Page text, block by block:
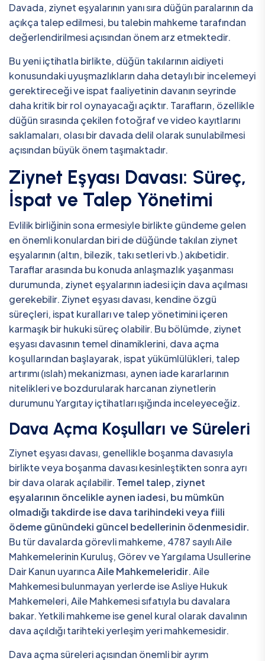
Davada, ziynet eşyalarının yanı sıra düğün paralarının da
açıkça talep edilmesi, bu talebin mahkeme tarafından
değerlendirilmesi açısından önem arz etmektedir.
Bu yeni içtihatla birlikte, düğün takılarının aidiyeti
konusundaki uyuşmazlıkların daha detaylı bir incelemeyi
gerektireceği ve ispat faaliyetinin davanın seyrinde
daha kritik bir rol oynayacağı açıktır. Tarafların, özellikle
düğün sırasında çekilen fotoğraf ve video kayıtlarını
saklamaları, olası bir davada delil olarak sunulabilmesi
açısından büyük önem taşımaktadır.
Ziynet Eşyası Davası: Süreç,
İspat ve Talep Yönetimi
Evlilik birliğinin sona ermesiyle birlikte gündeme gelen
en önemli konulardan biri de düğünde takılan ziynet
eşyalarının (altın, bilezik, takı setleri vb.) akıbetidir.
Taraflar arasında bu konuda anlaşmazlık yaşanması
durumunda, ziynet eşyalarının iadesi için dava açılması
gerekebilir. Ziynet eşyası davası, kendine özgü
süreçleri, ispat kuralları ve talep yönetimini içeren
karmaşık bir hukuki süreç olabilir. Bu bölümde, ziynet
eşyası davasının temel dinamiklerini, dava açma
koşullarından başlayarak, ispat yükümlülükleri, talep
artırımı (ıslah) mekanizması, aynen iade kararlarının
nitelikleri ve bozdurularak harcanan ziynetlerin
durumunu Yargıtay içtihatları ışığında inceleyeceğiz.
Dava Açma Koşulları ve Süreleri
Ziynet eşyası davası, genellikle boşanma davasıyla
birlikte veya boşanma davası kesinleştikten sonra ayrı
bir dava olarak açılabilir. Temel talep, ziynet
eşyalarının öncelikle aynen iadesi, bu mümkün
olmadığı takdirde ise dava tarihindeki veya fiili
ödeme günündeki güncel bedellerinin ödenmesidir.
Bu tür davalarda görevli mahkeme, 4787 sayılı Aile
Mahkemelerinin Kuruluş, Görev ve Yargılama Usullerine
Dair Kanun uyarıncaAile Mahkemeleridir. Aile
Mahkemesi bulunmayan yerlerde ise Asliye Hukuk
Mahkemeleri, Aile Mahkemesi sıfatıyla bu davalara
bakar. Yetkili mahkeme ise genel kural olarak davalının
dava açıldığı tarihteki yerleşim yeri mahkemesidir.
Dava açma süreleri açısından önemli bir ayrım